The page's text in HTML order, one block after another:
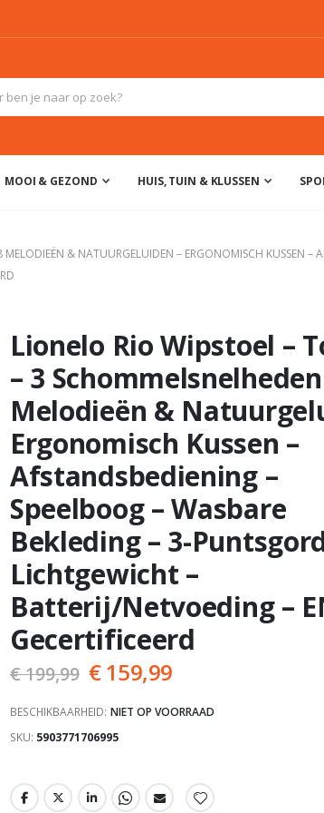
MOOI & GEZOND HUIS, TUIN & KLUSSEN
& NATUURGELUIDEN – ERGONOMISCH KUSSEN –
Lionelo Rio Wipstoel –
– 3
Melodieën &
Ergonomisch Kussen –
Afstandsbediening –
Speelboog – Wasbare
Bekleding – 3-
Lichtgewicht –
Batterij/Netvoeding –
Gecertificeerd
€ 199,99 € 159,99
BESCHIKBAARHEID: NIET OP VOORRAAD
SKU 5903771706995